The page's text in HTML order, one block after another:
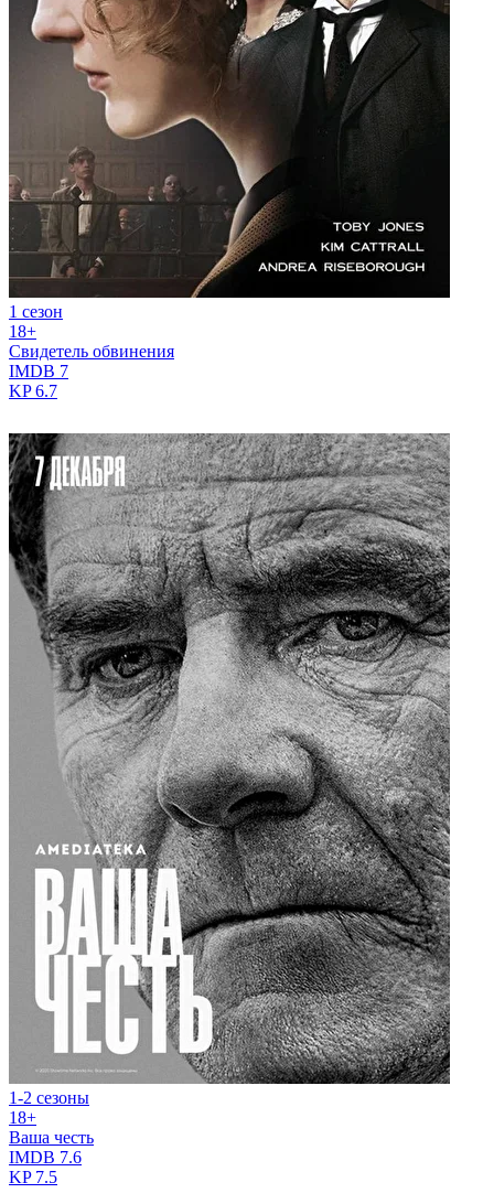
1 сезон
18+
Свидетель обвинения
IMDB 7
KP6.7
1-2 сезоны
18+
Ваша честь
IMDB 7.6
KP7.5